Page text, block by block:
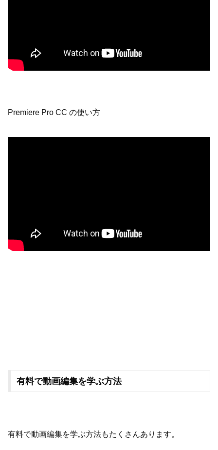
Premiere Pro CC の使い方
有料で動画編集を学ぶ方法
有料で動画編集を学ぶ方法もたくさんあります。